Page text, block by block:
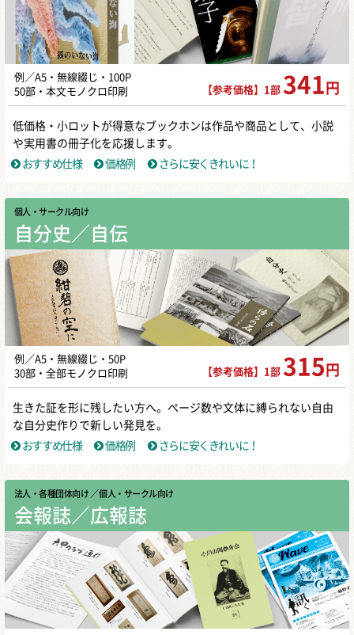
例／A5・無線綴じ・100P
50部・本文モノクロ印刷
【参考価格】1部 341 円
低価格・小ロットが得意なブックホンは作品や商品として、小説
や実用書の冊子化を応援します。
おすすめ仕様
価格例 さらに安くきれいに！
個人・サークル向け
自分史／自伝
例／A5・無線綴じ・50P
30部・全部モノクロ印刷
【参考価格】1部 315 円
生きた証を形に残したい方へ。ページ数や文体に縛られない自由
な自分史作りで新しい発見を。
おすすめ仕様
価格例 さらに安くきれいに！
法人・各種団体向け ／ 個人・サークル向け
会報誌／広報誌